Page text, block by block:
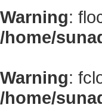
Warning:
/home/
Warning:
/home/